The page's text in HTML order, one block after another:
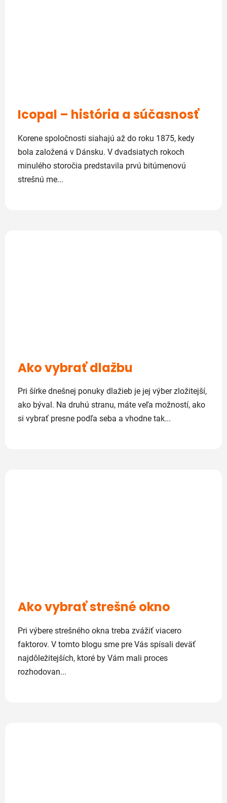
Icopal – história a súčasnosť
Korene spoločnosti siahajú až do roku 1875, kedy
bola založená v Dánsku. V dvadsiatych rokoch
minulého storočia predstavila prvú bitúmenovú
strešnú me...
Ako vybrať dlažbu
Pri šírke dnešnej ponuky dlažieb je jej výber zložitejší,
ako býval. Na druhú stranu, máte veľa možností, ako
si vybrať presne podľa seba a vhodne tak...
Ako vybrať strešné okno
Pri výbere strešného okna treba zvážiť viacero
faktorov. V tomto blogu sme pre Vás spísali deväť
najdôležitejších, ktoré by Vám mali proces
rozhodovan...